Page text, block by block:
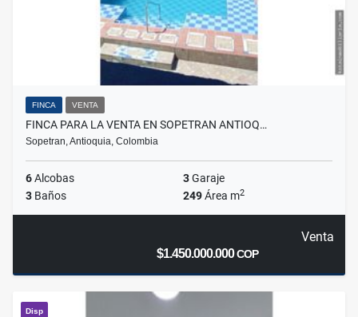
FINCA VENTA
FINCA PARA LA VENTA EN SOPETRAN ANTIOQ…
Sopetran, Antioquia, Colombia
6Alcobas 3Garaje
3 Baños 249Área m2
Venta
$1.450.000.000COP
Disp